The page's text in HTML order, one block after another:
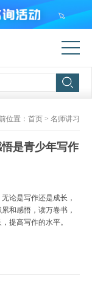
位置： 首页 > 名师讲习
是青少年写作
论是写作还是成长，
和感悟，读万卷书，
提高写作的水平。